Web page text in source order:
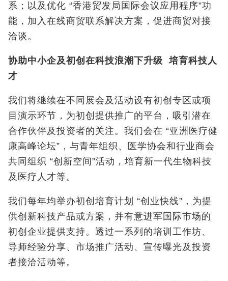
系；以及优化 “香港贸发局国际会议应用程序”功
能，加入在线商贸联系解决方案，促进商贸对接
洽谈。
协助中小企及初创在科技浪潮下升级
培育科技人
才
我们将继续在不同展会及活动设有初创专区或项
目演示环节，为初创提供推广的平台，吸引潜在
合作伙伴及投资者的关注。我们会在 “亚洲医疗健
康高峰论坛”，与青年组织、医学协会和行业商会
共同组织 “创新空间”活动，培育新一代生物科技
及医疗人才等。
我们每年均举办初创培育计划 “创业快线”，为提
供创新科技产品或方案，并有意进军国际市场的
初创企业提供支持。透过一系列的培训工作坊、
导师经验分享、市场推广活动、宣传曝光及投资
者接洽活动等。